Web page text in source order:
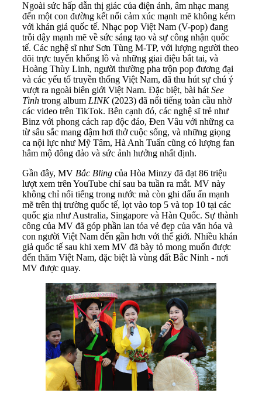
Ngoài sức hấp dẫn thị giác của điện ảnh, âm nhạc mang
đến một con đường kết nối cảm xúc mạnh mẽ không kém
với khán giả quốc tế. Nhạc pop Việt Nam (V-pop) đang
trỗi dậy mạnh mẽ về sức sáng tạo và sự công nhận quốc
tế. Các nghệ sĩ như Sơn Tùng M-TP, với lượng người theo
dõi trực tuyến khổng lồ và những giai điệu bắt tai, và
Hoàng Thùy Linh, người thường pha trộn pop đương đại
và các yếu tố truyền thống Việt Nam, đã thu hút sự chú ý
vượt ra ngoài biên giới Việt Nam. Đặc biệt, bài hát See
Tình trong album LINK(2023) đã nổi tiếng toàn cầu nhờ
các video trên TikTok. Bên cạnh đó, các nghệ sĩ trẻ như
Binz với phong cách rap độc đáo, Đen Vâu với những ca
từ sâu sắc mang đậm hơi thở cuộc sống, và những giọng
ca nội lực như Mỹ Tâm, Hà Anh Tuấn cũng có lượng fan
hâm mộ đông đảo và sức ảnh hưởng nhất định.
Gần đây, MV Bắc Bling của Hòa Minzy đã đạt 86 triệu
lượt xem trên YouTube chỉ sau ba tuần ra mắt. MV này
không chỉ nổi tiếng trong nước mà còn ghi dấu ấn mạnh
mẽ trên thị trường quốc tế, lọt vào top 5 và top 10 tại các
quốc gia như Australia, Singapore và Hàn Quốc. Sự thành
công của MV đã góp phần lan tỏa vẻ đẹp của văn hóa và
con người Việt Nam đến gần hơn với thế giới. Nhiều khán
giả quốc tế sau khi xem MV đã bày tỏ mong muốn được
đến thăm Việt Nam, đặc biệt là vùng đất Bắc Ninh - nơi
MV được quay.